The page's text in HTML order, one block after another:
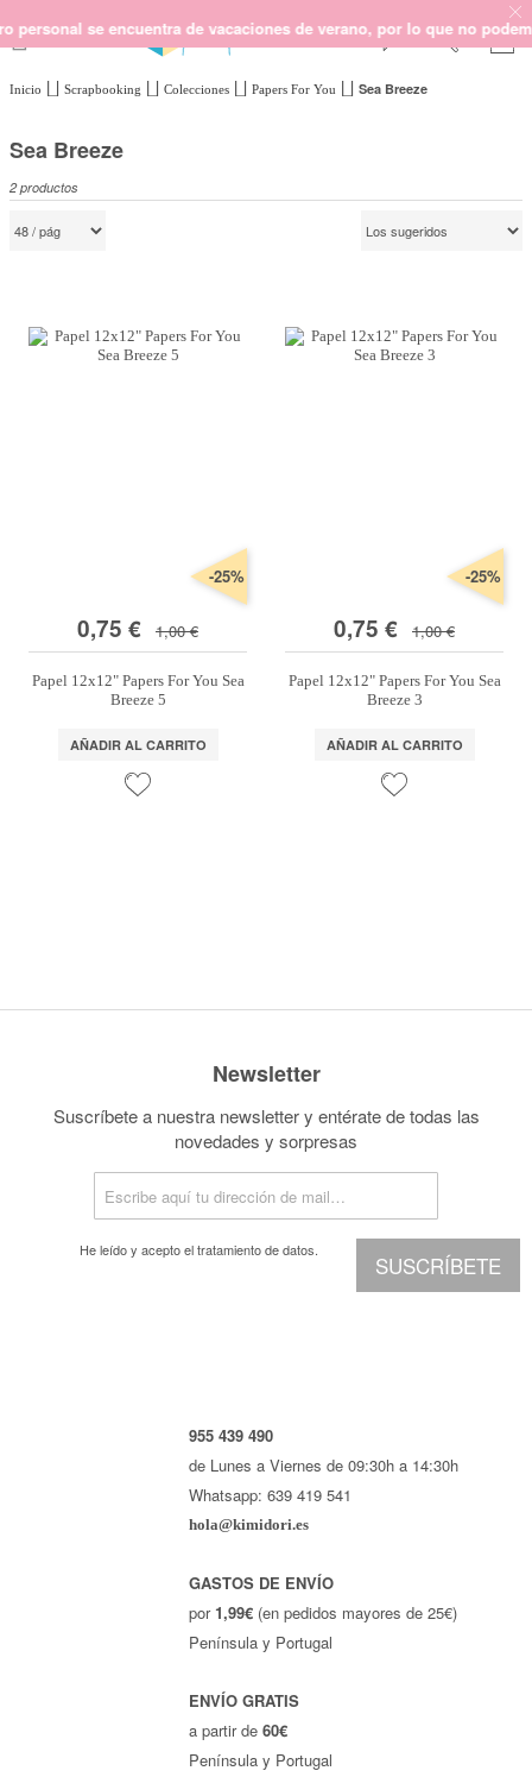
se encuentra de vacaciones de verano, por lo que no
Top Ventas
Temática
SCRAPBOOKING
MIXED MEDIA
CRAFT Y DIY
PAPELERÍA Y FIESTAS
CROCHET
Somos Kimidori
Inicio Scrapbooking Colecciones Papers For You Sea Breeze
Sea Breeze
2productos
0,75 € 1,00 €
-25%
Papel 12x12" Papers For You Sea
Breeze 5
AÑADIR AL CARRITO
0,75 € 1,00 €
-25%
Papel 12x12" Papers For You Sea
Breeze 3
AÑADIR AL CARRITO
Newsletter
Suscríbete a nuestra newsletter y entérate de todas las
novedades y sorpresas
SUSCRÍBETE
He leído y acepto eltratamiento de datos.
955 439 490
de Lunes a Viernes de 09:30h a 14:30h
Whatsapp: 639 419 541
hola@kimidori.es
GASTOS DE ENVÍO
por 1,99€ (en pedidos mayores de 25€)
Península y Portugal
ENVÍO GRATIS
a partir de60€
Península y Portugal